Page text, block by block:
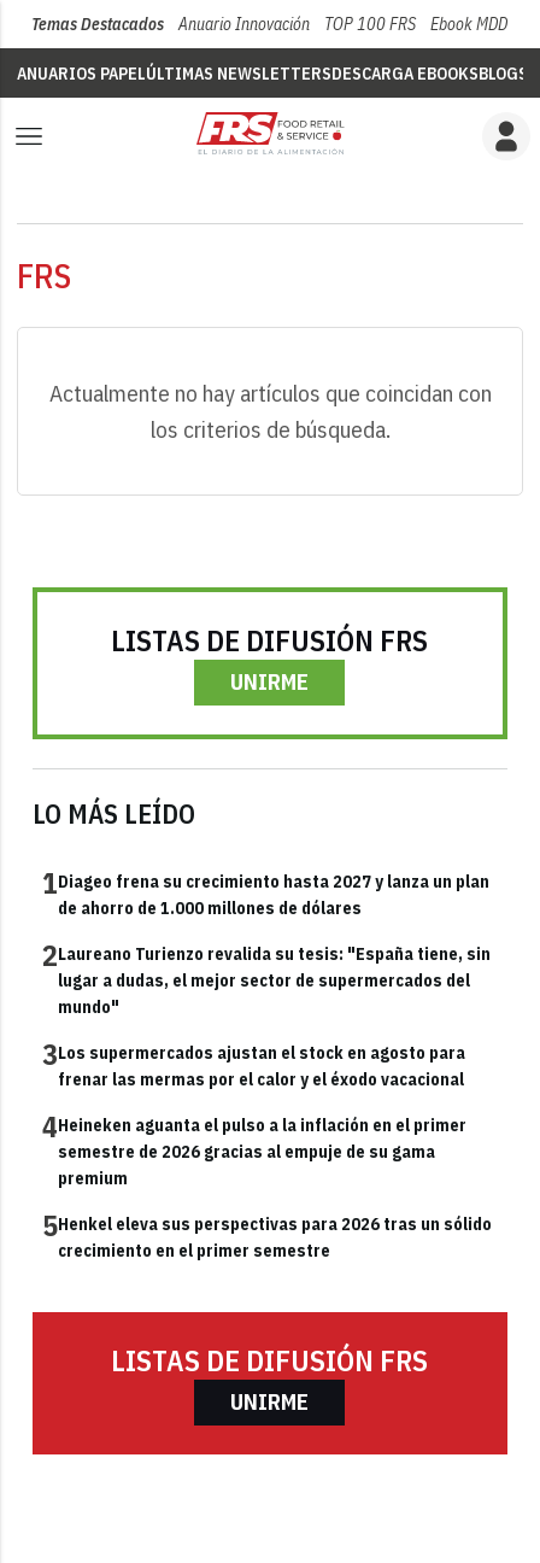
Temas Destacados Anuario Innovación TOP 100 FRS Ebook MDD
ANUARIOS PAPELÚLTIMAS NEWSLETTERSDESCARGA EBOOKSBLOGS
FRS
Actualmente no hay artículos que coincidan con
los criterios de búsqueda.
LISTAS DE DIFUSIÓN FRS
UNIRME
LO MÁS LEÍDO
1Diageo frena su crecimiento hasta 2027 y lanza un plan
de ahorro de 1.000 millones de dólares
2Laureano Turienzo revalida su tesis: "España tiene, sin
lugar a dudas, el mejor sector de supermercados del
mundo"
3Los supermercados ajustan el stock en agosto para
frenar las mermas por el calor y el éxodo vacacional
4Heineken aguanta el pulso a la inflación en el primer
semestre de 2026 gracias al empuje de su gama
premium
5Henkel eleva sus perspectivas para 2026 tras un sólido
crecimiento en el primer semestre
LISTAS DE DIFUSIÓN FRS
UNIRME